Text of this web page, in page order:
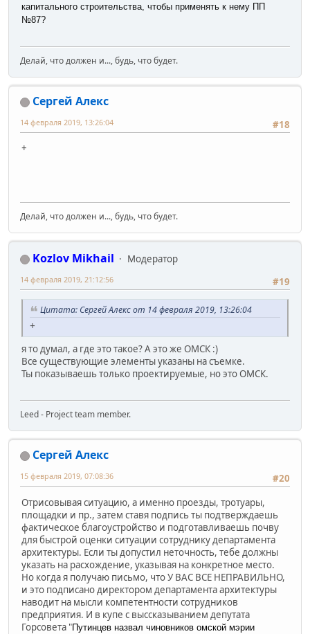
капитального строительства, чтобы применять к нему ПП
№87?
Делай, что должен и..., будь, что будет.
Сергей Алекс
#18
14 февраля 2019, 13:26:04
+
Делай, что должен и..., будь, что будет.
Kozlov Mikhail
Модератор
#19
14 февраля 2019, 21:12:56
Цитата: Сергей Алекс от 14 февраля 2019, 13:26:04
+
я то думал, а где это такое? А это же ОМСК :)
Все существующие элементы указаны на съемке.
Ты показываешь только проектируемые, но это ОМСК.
Leed - Project team member.
Сергей Алекс
#20
15 февраля 2019, 07:08:36
Отрисовывая ситуацию, а именно проезды, тротуары,
площадки и пр., затем ставя подпись ты подтверждаешь
фактическое благоустройство и подготавливаешь почву
для быстрой оценки ситуации сотруднику департамента
архитектуры. Если ты допустил неточность, тебе должны
указать на расхождение, указывая на конкретное место.
Но когда я получаю письмо, что У ВАС ВСЕ НЕПРАВИЛЬНО,
и это подписано директором департамента архитектуры
наводит на мысли компетентности сотрудников
предприятия. И в купе с выссказыванием депутата
Горсовета "Путинцев назвал чиновников омской мэрии